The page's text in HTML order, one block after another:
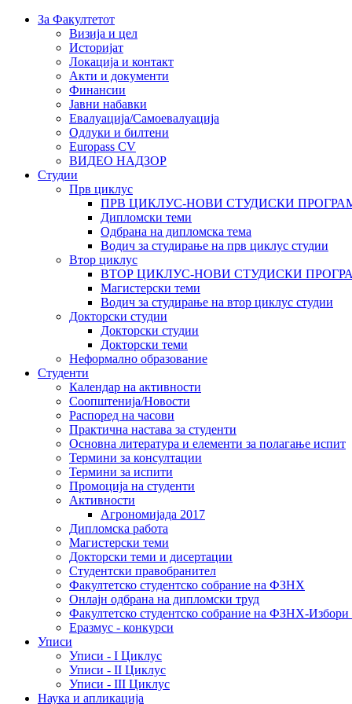
За Факултетот
Визија и цел
Историјат
Локација и контакт
Акти и документи
Финансии
Јавни набавки
Евалуација/Самоевалуација
Одлуки и билтени
Europass CV
ВИДЕО НАДЗОР
Студии
Прв циклус
ПРВ ЦИКЛУС-НОВИ СТУДИСКИ
Дипломски теми
Одбрана на дипломска тема
Водич за студирање на прв циклус студии
Втор циклус
ВТОР ЦИКЛУС-НОВИ СТУДИСКИ
Магистерски теми
Водич за студирање на втор циклус студии
Докторски студии
Докторски студии
Докторски теми
Неформално образование
Студенти
Календар на активности
Соопштенија/Новости
Распоред на часови
Практична настава за студенти
Основна литература и елементи за полагање испит
Термини за консултации
Термини за испити
Промоција на студенти
Активности
Агрономијада 2017
Дипломска работа
Магистерски теми
Докторски теми и дисертации
Студентски правобранител
Факултетско студентско собрание на ФЗНХ
Онлајн одбрана на дипломски труд
Факултетско студентско собрание на ФЗНХ-
Еразмус - конкурси
Уписи
Уписи - I Циклус
Уписи - II Циклус
Уписи - III Циклус
Наука и апликација